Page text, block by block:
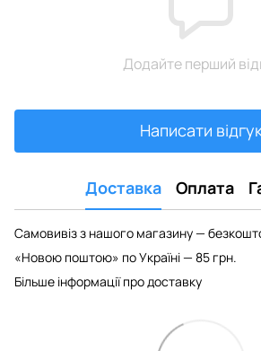
Додайте перший
Написати
Доставка Оплата
Самовивіз з нашого магазину —
«Новою поштою» по Україні — 85 грн.
Більше інформації про доставку